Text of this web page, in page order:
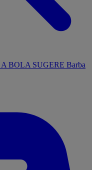
A BOLA SUGERE Barba